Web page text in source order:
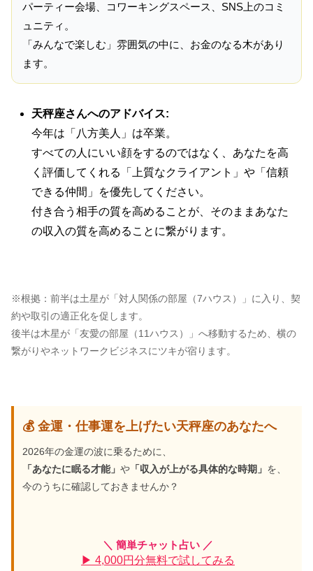
パーティー会場、コワーキングスペース、SNS上のコミ
ュニティ。
「みんなで楽しむ」雰囲気の中に、お金のなる木があり
ます。
天秤座さんへのアドバイス:
今年は「八方美人」は卒業。
すべての人にいい顔をするのではなく、あなたを高
く評価してくれる「上質なクライアント」や「信頼
できる仲間」を優先してください。
付き合う相手の質を高めることが、そのままあなた
の収入の質を高めることに繋がります。
※根拠：前半は土星が「対人関係の部屋（7ハウス）」に入り、契
約や取引の適正化を促します。
後半は木星が「友愛の部屋（11ハウス）」へ移動するため、横の
繋がりやネットワークビジネスにツキが宿ります。
💰 金運・仕事運を上げたい天秤座のあなたへ
2026年の金運の波に乗るために、
「あなたに眠る才能」 や 「収入が上がる具体的な時期」 を、
今のうちに確認しておきませんか？
＼ 簡単チャット占い ／
▶ 4,000円分無料で試してみる